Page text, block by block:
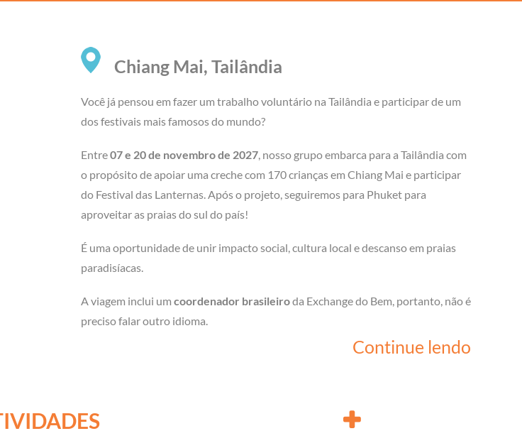
Chiang Mai, Tailândia
Você já pensou em fazer um trabalho voluntário na Tailândia e participar de um
dos festivais mais famosos do mundo?
Entre07 e 20 de novembro de 2027, nosso grupo embarca para a Tailândia com
o propósito de apoiar uma creche com 170 crianças em Chiang Mai e participar
do Festival das Lanternas. Após o projeto, seguiremos para Phuket para
aproveitar as praias do sul do país!
É uma oportunidade de unir impacto social, cultura local e descanso em praias
paradisíacas.
A viagem inclui um coordenador brasileiroda Exchange do Bem, portanto, não é
preciso falar outro idioma.
Continue lendo